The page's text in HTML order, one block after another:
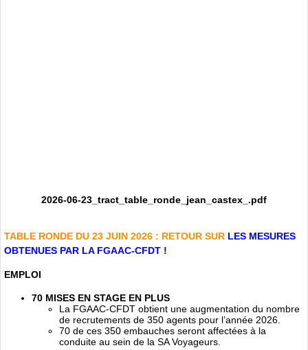
2026-06-23_tract_table_ronde_jean_castex_.pdf
TABLE RONDE DU 23 JUIN 2026 : RETOUR SUR LES MESURES
OBTENUES PAR LA FGAAC-CFDT !
EMPLOI
70 MISES EN STAGE EN PLUS
La FGAAC-CFDT obtient une augmentation du nombre
de recrutements de 350 agents pour l’année 2026.
70 de ces 350 embauches seront affectées à la
conduite au sein de la SA Voyageurs.